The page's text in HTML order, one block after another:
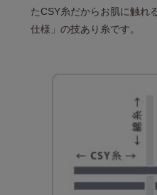
たCSY糸だからお肌に触れ
仕様」の技あり糸です。